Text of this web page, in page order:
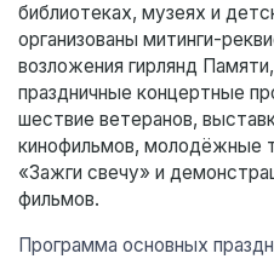
библиотеках, музеях и
организованы митинги-
возложения гирлянд
праздничные концертные
шествие ветеранов,
кинофильмов, молодёжные
«Зажги свечу» и
фильмов.
Программа основных